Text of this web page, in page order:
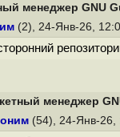
менеджер GNU
(2), 24-Янв-26,
менеджер
(54), 24-Янв-26,